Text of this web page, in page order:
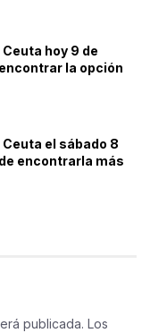
hoy 9 de
la opción
el sábado 8
encontrarla más
publicada. Los